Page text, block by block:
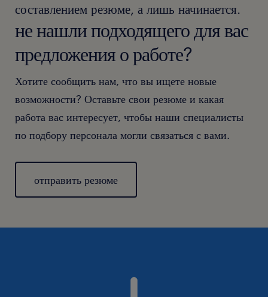
составлением резюме, а лишь начинается.
не нашли подходящего для вас
предложения о работе?
Хотите сообщить нам, что вы ищете новые
возможности? Оставьте свои резюме и какая
работа вас интересует, чтобы наши специалисты
по подбору персонала могли связаться с вами.
отправить резюме